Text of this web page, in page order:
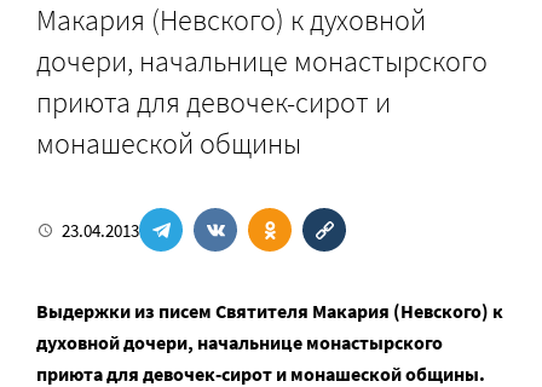
Макария (Невского) к духовной
дочери, начальнице монастырского
приюта для девочек-сирот и
монашеской общины
23.04.2013
Выдержки из писем Святителя Макария (Невского) к
духовной дочери, начальнице монастырского
приюта для девочек-сирот и монашеской общины.